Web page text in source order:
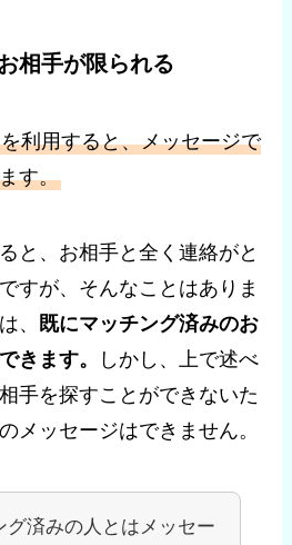
相手が限られる
利用すると、メッセージで
す。
と、お相手と全く連絡がと
すが、そんなことはありま
、
既にマッチング済みのお
きます。
しかし、上で述べ
手を探すことができないた
メッセージはできません。
グ済みの人とはメッセー